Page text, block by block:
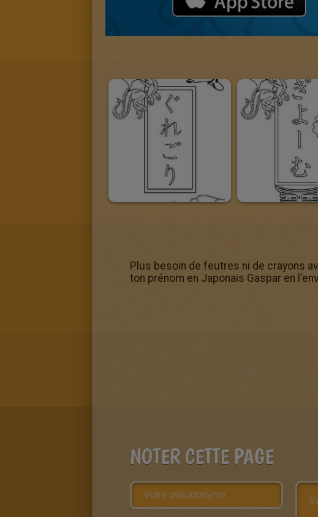
Plus besoin de feutres ni de crayons
ton prénom en Japonais Gaspar en
NOTER CETTE PAGE